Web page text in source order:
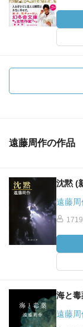
遠藤周作の作品
沈黙 (
遠藤周
海と
遠藤周